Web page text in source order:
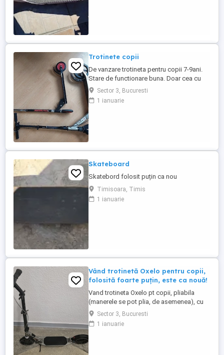
Trotinete copii
De vanzare trotineta pentru copii 7-9ani.
Stare de functionare buna. Doar cea cu
rosu mai este valabila.
Sector 3, Bucuresti
1 ianuarie
Skateboard
Skatebord folosit puțin ca nou
Timisoara, Timis
1 ianuarie
Vând trotinetă Oxelo pentru copii,
folosită foarte puțin, este ca nouă!
Vand trotineta Oxelo pt copii, pliabila
(manerele se pot plia, de asemenea), cu
cric, doua tipuri de frana (de mana la
ghidon si spate de picior) Trotineta este
in stare perfectă de functionare, a fost
Sector 3, Bucuresti
1 ianuarie